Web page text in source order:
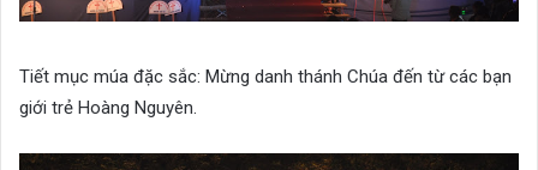
Tiết mục múa đặc sắc: Mừng danh thánh Chúa đến từ các bạn
giới trẻ Hoàng Nguyên.